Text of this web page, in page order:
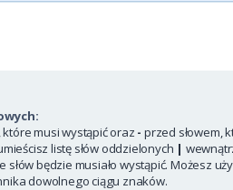
które musi wystąpić oraz - przed słowem,
listę słów oddzielonych |
będzie musiało wystąpić. Możesz
dowolnego ciągu znaków.